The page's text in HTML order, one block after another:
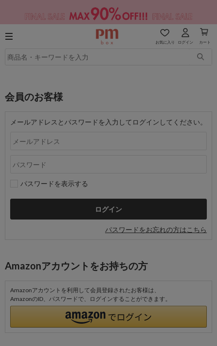
お気に入り ログイン カート
会員のお客様
メールアドレスとパスワードを入力してログインしてください。
パスワードを表示する
パスワードをお忘れの方はこちら
Amazonアカウントをお持ちの方
Amazonアカウントを利用して会員登録されたお客様は、
AmazonのID、パスワードで、ログインすることができます。